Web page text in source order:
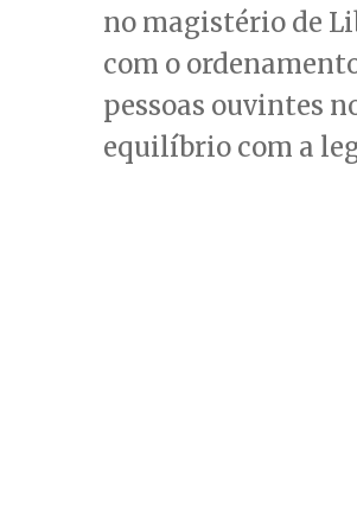
no magistério de
com o
pessoas ouvintes
equilíbrio com a